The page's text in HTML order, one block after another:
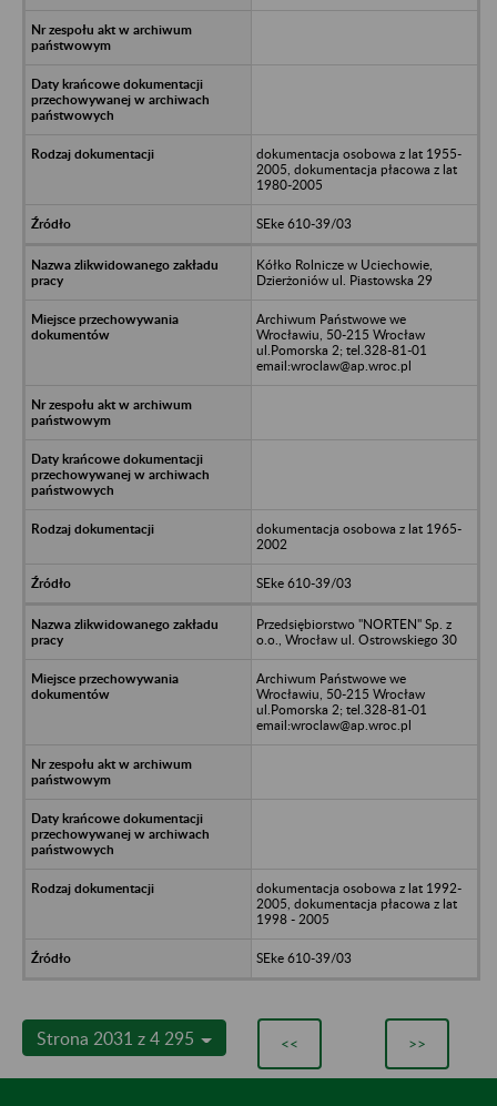
dokumentacja osobowa z lat 1955-
2005, dokumentacja płacowa z lat
1980-2005
SEke 610-39/03
Kółko Rolnicze w Uciechowie,
Dzierżoniów ul. Piastowska 29
Archiwum Państwowe we
Wrocławiu, 50-215 Wrocław
ul.Pomorska 2; tel.328-81-01
email:wroclaw@ap.wroc.pl
dokumentacja osobowa z lat 1965-
2002
SEke 610-39/03
Przedsiębiorstwo "NORTEN" Sp. z
o.o., Wrocław ul. Ostrowskiego 30
Archiwum Państwowe we
Wrocławiu, 50-215 Wrocław
ul.Pomorska 2; tel.328-81-01
email:wroclaw@ap.wroc.pl
dokumentacja osobowa z lat 1992-
2005, dokumentacja płacowa z lat
1998 - 2005
SEke 610-39/03
Strona 2031 z 4 295 << >>